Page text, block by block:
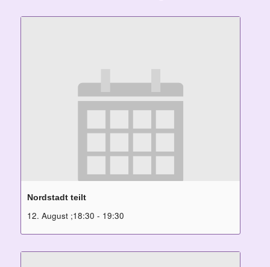
Nordstadt teilt
12. August ;18:30 - 19:30